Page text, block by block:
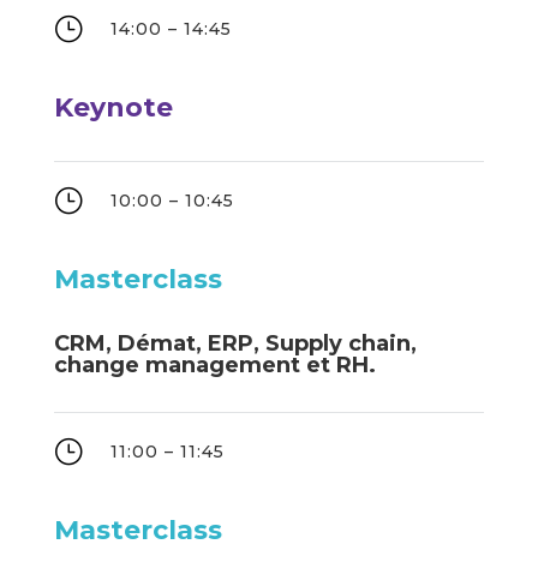
} 14:00 – 14:45
Keynote
} 10:00 – 10:45
Masterclass
CRM, Démat, ERP, Supply chain,
change management et RH.
} 11:00 – 11:45
Masterclass